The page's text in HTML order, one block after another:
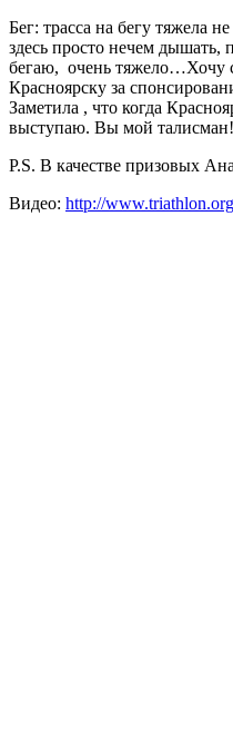
Бег: трасса на бегу тяжела
здесь просто нечем
бегаю, очень тяжело…Хочу
Красноярску за
Заметила , что когда
выступаю. Вы мой
P.S. В качестве призовых
Видео: http://www.triathlon.org